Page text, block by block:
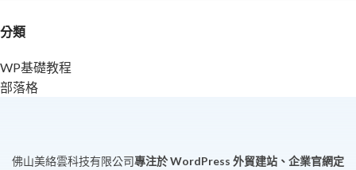
分類
WP基礎教程
部落格
佛山美絡雲科技有限公司專注於 WordPress 外貿建站、企業官網定